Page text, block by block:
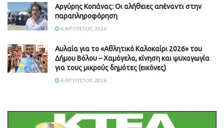
Aργύρης Κοπάνας: Οι αλήθειες απέναντι στην
παραπληροφόρηση
6 ΑΥΓΟΎΣΤΟΥ, 2026
Αυλαία για το «Αθλητικό Καλοκαίρι 2026» του
Δήμου Βόλου – Χαμόγελα, κίνηση και ψυχαγωγία
για τους μικρούς δημότες (εικόνες)
6 ΑΥΓΟΎΣΤΟΥ, 2026